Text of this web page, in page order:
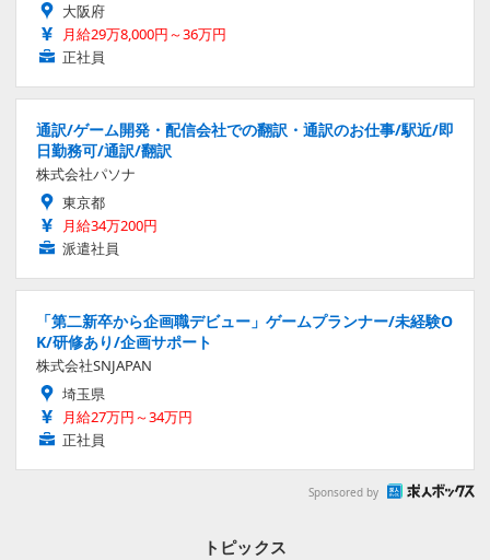
大阪府
月給29万8,000円～36万円
正社員
通訳/ゲーム開発・配信会社での翻訳・通訳のお仕事/駅近/即
日勤務可/通訳/翻訳
株式会社パソナ
東京都
月給34万200円
派遣社員
「第二新卒から企画職デビュー」ゲームプランナー/未経験O
K/研修あり/企画サポート
株式会社SNJAPAN
埼玉県
月給27万円～34万円
正社員
Sponsored by
トピックス